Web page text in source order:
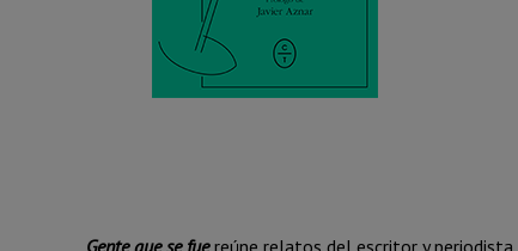
Gente que se fuereúne relatos del escritor y periodista